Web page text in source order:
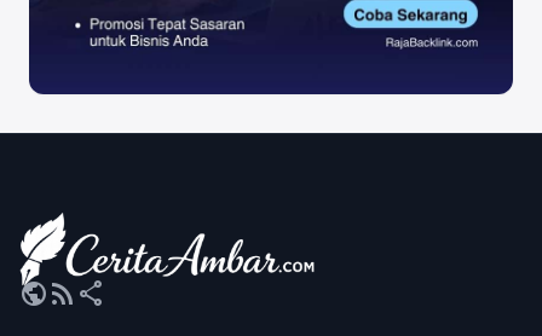
publicrss_feed share